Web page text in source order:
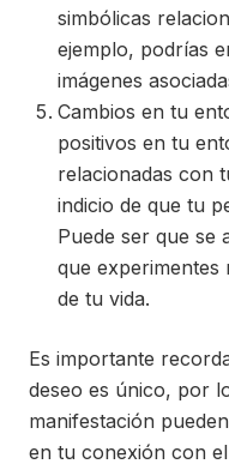
simbólicas
ejemplo, podrías
imágenes
Cambios en tu
positivos en tu
relacionadas con
indicio de que tu
Puede ser que se
que experimentes
de tu vida.
Es importante
deseo es único, por
manifestación
en tu conexión con